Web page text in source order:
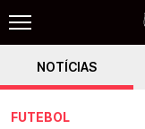
NOTÍCIAS
FUTEBOL